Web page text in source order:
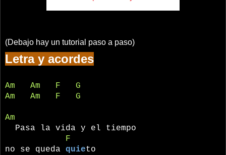
(Debajo hay un tutorial paso a paso)
Letra y acordes
Am Am F
G
Am
Am F G
Am
Pasa la vida y el tiempo
F
no se queda quieto